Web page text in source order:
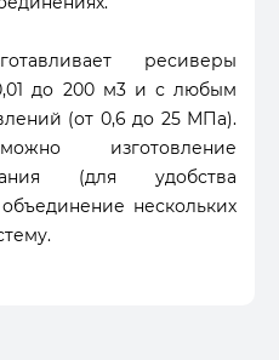
ресиверы
до 200 м3 и с любым
(от 0,6 до 25 МПа).
изготовление
(для удобства
нескольких